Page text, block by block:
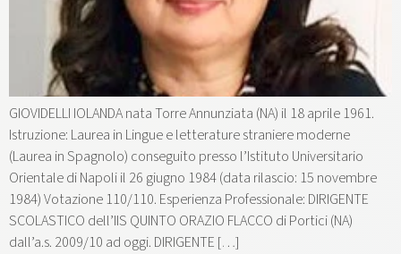
GIOVIDELLI IOLANDA nata Torre Annunziata (NA) il 18 aprile 1961.
Istruzione: Laurea in Lingue e letterature straniere moderne
(Laurea in Spagnolo) conseguito presso l’Istituto Universitario
Orientale di Napoli il 26 giugno 1984 (data rilascio: 15 novembre
1984) Votazione 110/110. Esperienza Professionale: DIRIGENTE
SCOLASTICO dell’IIS QUINTO ORAZIO FLACCO di Portici (NA)
dall’a.s. 2009/10 ad oggi. DIRIGENTE […]